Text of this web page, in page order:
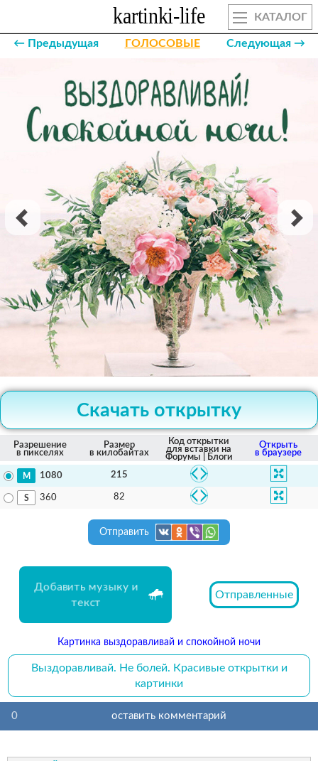
КАТАЛОГ
← Предыдущая ГОЛОСОВЫЕ Следующая →
Скачать открытку
Разрешение
в пикселях
Размер
в килобайтах
Код открытки
для вставки на
Форумы | Блоги
Открыть
в браузере
1080 215
360 82
Отправить
Добавить музыку и
текст
Отправленные
Картинка выздоравливай и спокойной ночи
Выздоравливай. Не болей. Красивые открытки и
картинки
0 оставить комментарий